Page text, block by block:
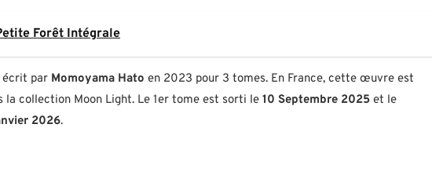
Forêt Intégrale
écrit par Momoyama Hato en 2023 pour 3 tomes. En France, cette œuvre est
la collection Moon Light. Le 1er tome est sorti le 10 Septembre 2025 et le
2026.